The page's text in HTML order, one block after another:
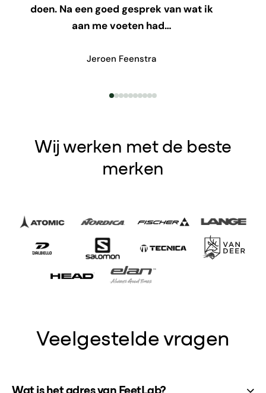
doen. Na een goed gesprek van wat ik
aan me voeten had…
Jeroen Feenstra
Wij werken met de beste
merken
Veelgestelde vragen
Wat is het adres van FeetLab?